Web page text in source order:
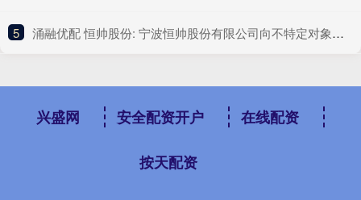
5 ​涌融优配 恒帅股份: 宁波恒帅股份有限公司向不特定对象发行可转换公司债券 2025 年第一次临时受托管理事务报告
兴盛网 安全配资开户 在线配资
按天配资